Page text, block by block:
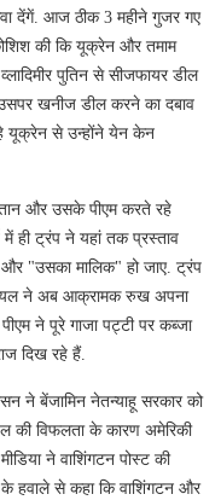
देंगें. आज ठीक 3 महीने गुजर गए
की कि यूक्रेन और तमाम
पुतिन से सीजफायर डील
खनीज डील करने का दबाव
यूक्रेन से उन्होंने येन केन
और उसके पीएम करते रहे
ही ट्रंप ने यहां तक प्रस्ताव
और "उसका मालिक" हो जाए. ट्रंप
ने अब आक्रामक रुख अपना
ने पूरे गाजा पट्टी पर कब्जा
दिख रहे हैं.
ने बेंजामिन नेतन्याहू सरकार को
की विफलता के कारण अमेरिकी
ने वाशिंगटन पोस्ट की
के हवाले से कहा कि वाशिंगटन और